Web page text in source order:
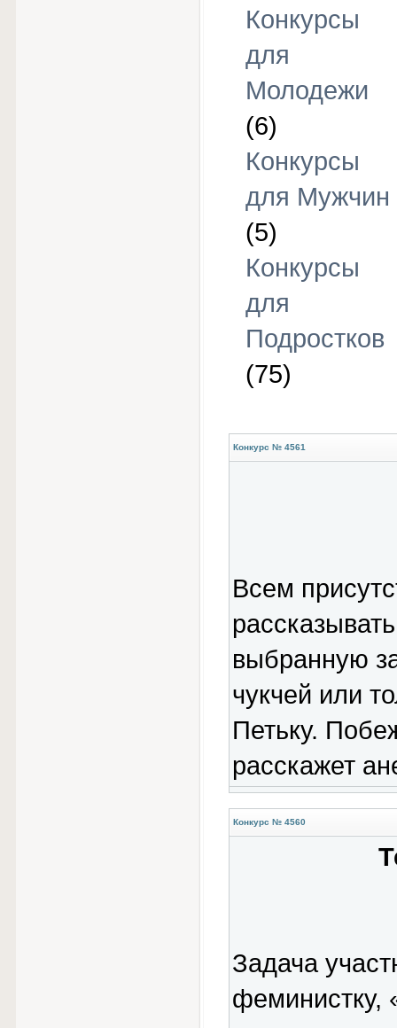
Конкурсы
для
Молодежи
(6)
Конкурсы
для Мужчин
(5)
Конкурсы
для
Подростков
(75)
Конкурс № 4561
Всем
выбранную
чукчей или
Петьку.
расскажет
Конкурс № 4560
Задача
феминистку,